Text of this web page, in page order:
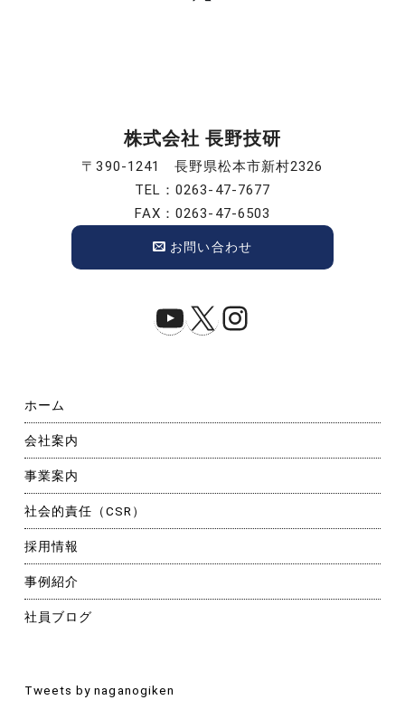
株式会社 長野技研
〒390-1241 長野県松本市新村2326
TEL：0263-47-7677
FAX：0263-47-6503
お問い合わせ
YouTube
X Instagram
ホーム
会社案内
事業案内
社会的責任（CSR）
採用情報
事例紹介
社員ブログ
Tweets by naganogiken